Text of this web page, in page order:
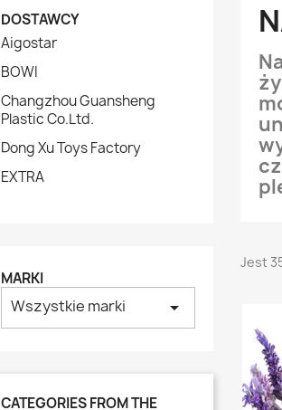
DOSTAWCY
Aigostar
BOWI
Changzhou Guansheng
Plastic Co.Ltd.
Dong Xu Toys Factory
EXTRA
MARKI
Wszystkie marki arrow_drop_down
CATEGORIES FROM THE
Jest